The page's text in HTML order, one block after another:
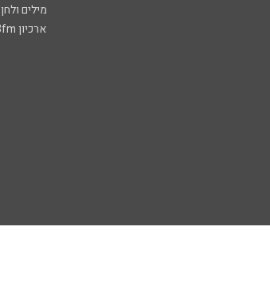
מילים ולחן
ארכיון 103fm